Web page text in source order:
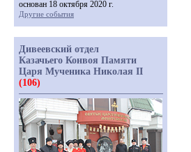
основан 18 октября 2020 г.
Другие события
Дивеевский отдел
Казачьего Конвоя Памяти
Царя Мученика Николая II
(106)